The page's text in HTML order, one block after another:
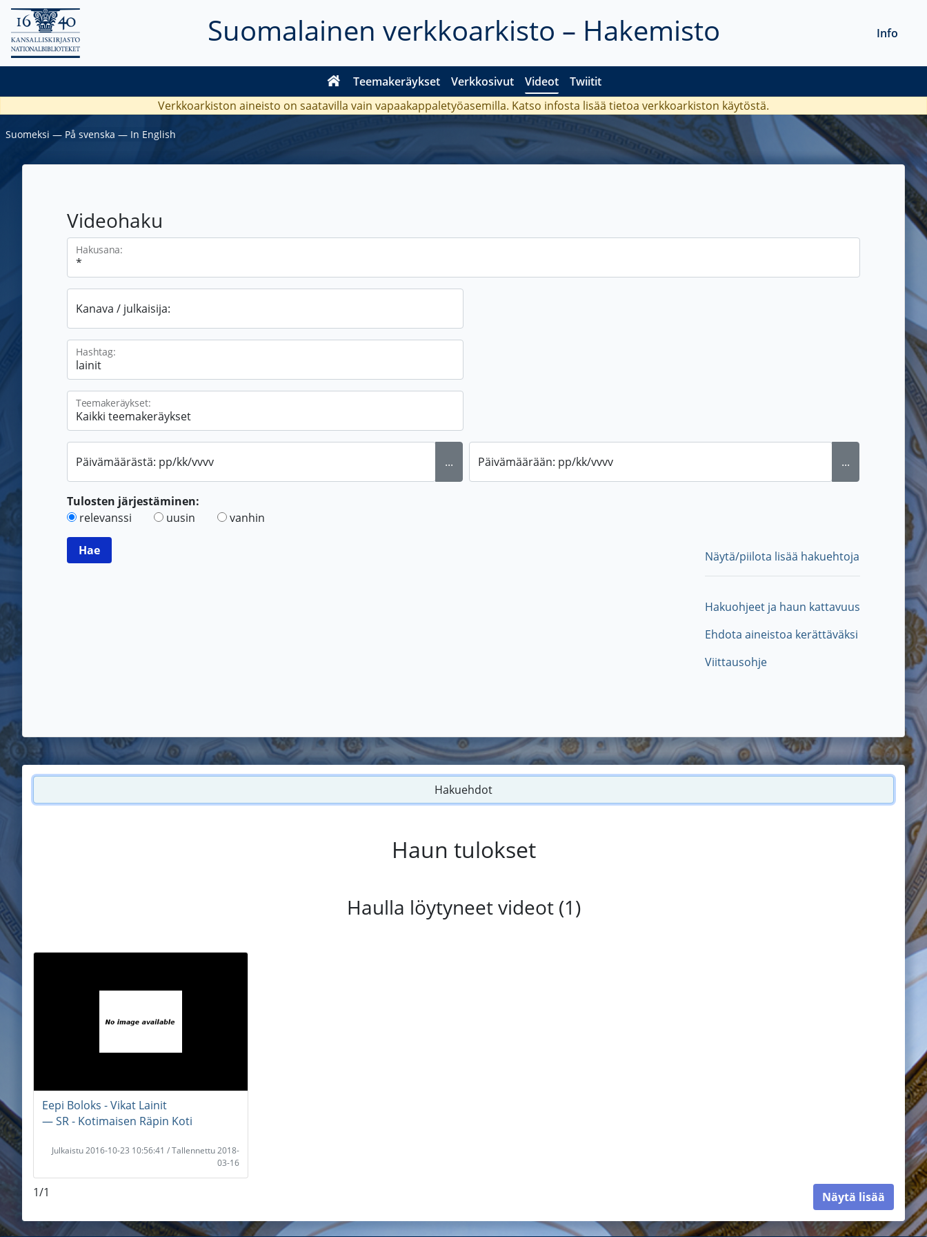
Suomalainen verkkoarkisto – Hakemisto
Teemakeräykset Verkkosivut Videot Twiitit
Info
Verkkoarkiston aineisto on saatavilla vain vapaakappaletyöasemilla. Katso infosta lisää tietoa verkkoarkiston käytöstä.
Suomeksi ― På svenska ― In English
Videohaku
Hakusana:
Kanava / julkaisija:
Hashtag:
Teemakeräykset:
Päivämäärästä: pp/kk/vvvv ... Päivämäärään: pp/kk/vvvv ...
Tulosten järjestäminen:
relevanssi
uusin vanhin
Näytä/piilota lisää hakuehtoja
Hakuohjeet ja haun kattavuus
Ehdota aineistoa kerättäväksi
Viittausohje
Hakuehdot
Haun tulokset
Haulla löytyneet videot (1)
Eepi Boloks - Vikat Lainit
― SR - Kotimaisen Räpin Koti
Julkaistu 2016-10-23 10:56:41 / Tallennettu 2018-
03-16
1/1 Näytä lisää